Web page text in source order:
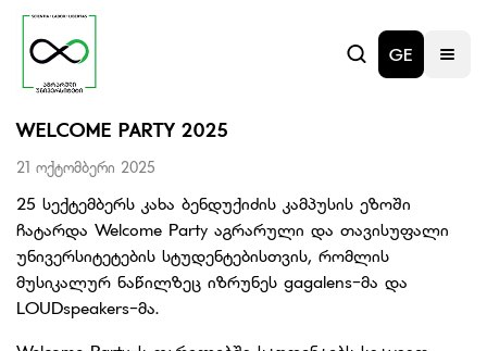
GE
WELCOME PARTY 2025
21 ოქტომბერი 2025
25 სექტემბერს კახა ბენდუქიძის კამპუსის ეზოში
ჩატარდა Welcome Party აგრარული და თავისუფალი
უნივერსიტეტების სტუდენტებისთვის, რომლის
მუსიკალურ ნაწილზეც იზრუნეს gagalens-მა და
LOUDspeakers-მა.